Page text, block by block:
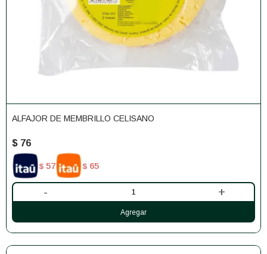
ALFAJOR DE MEMBRILLO CELISANO
$ 76
$ 57 $ 65
- +